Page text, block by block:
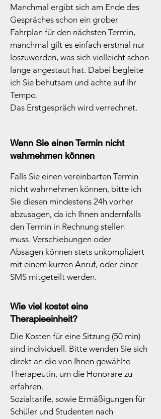
Manchmal ergibt sich am Ende des
Gespräches schon ein grober
Fahrplan für den nächsten Termin,
manchmal gilt es einfach erstmal nur
loszuwerden, was sich vielleicht schon
lange angestaut hat. Dabei begleite
ich Sie behutsam und achte auf Ihr
Tempo.
Das Erstgespräch wird verrechnet.
Wenn Sie einen Termin nicht
wahrnehmen können
Falls Sie einen vereinbarten Termin
nicht wahrnehmen können, bitte ich
Sie diesen mindestens 24h vorher
abzusagen, da ich Ihnen andernfalls
den Termin in Rechnung stellen
muss. Verschiebungen oder
Absagen können stets unkompliziert
mit einem kurzen Anruf, oder einer
SMS mitgeteilt werden.
Wie viel kostet eine
Therapieeinheit?
Die Kosten für eine Sitzung (50 min)
sind individuell. Bitte wenden Sie sich
direkt an die von Ihnen gewählte
Therapeutin, um die Honorare zu
erfahren.
Sozialtarife, sowie Ermäßigungen für
Schüler und Studenten nach